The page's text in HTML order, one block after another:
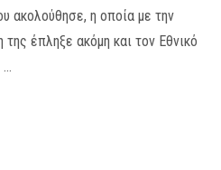
ακολούθησε, η οποία με την
έπληξε ακόμη και τον Εθνικό
…